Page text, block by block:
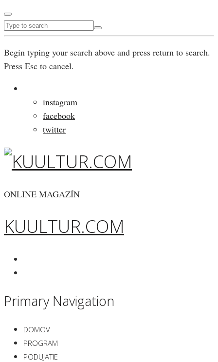
Begin typing your search above and press return to search.
Press Esc to cancel.
instagram
facebook
twitter
ONLINE MAGAZÍN
KUULTUR.COM
Primary Navigation
DOMOV
PROGRAM
PODUJATIE